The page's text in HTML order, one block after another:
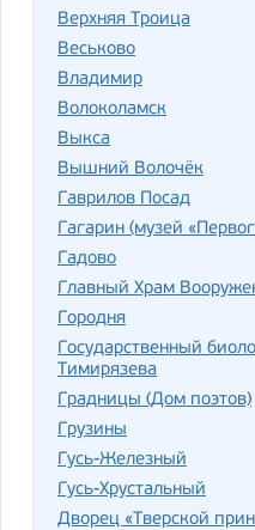
Верхняя Троица
Веськово
Владимир
Волоколамск
Выкса
Вышний Волочёк
Гаврилов Посад
Гагарин (музей
Гадово
Главный Храм
Городня
Государственный
Тимирязева
Градницы (Дом поэтов)
Грузины
Гусь-Железный
Гусь-Хрустальный
Дворец «Тверской